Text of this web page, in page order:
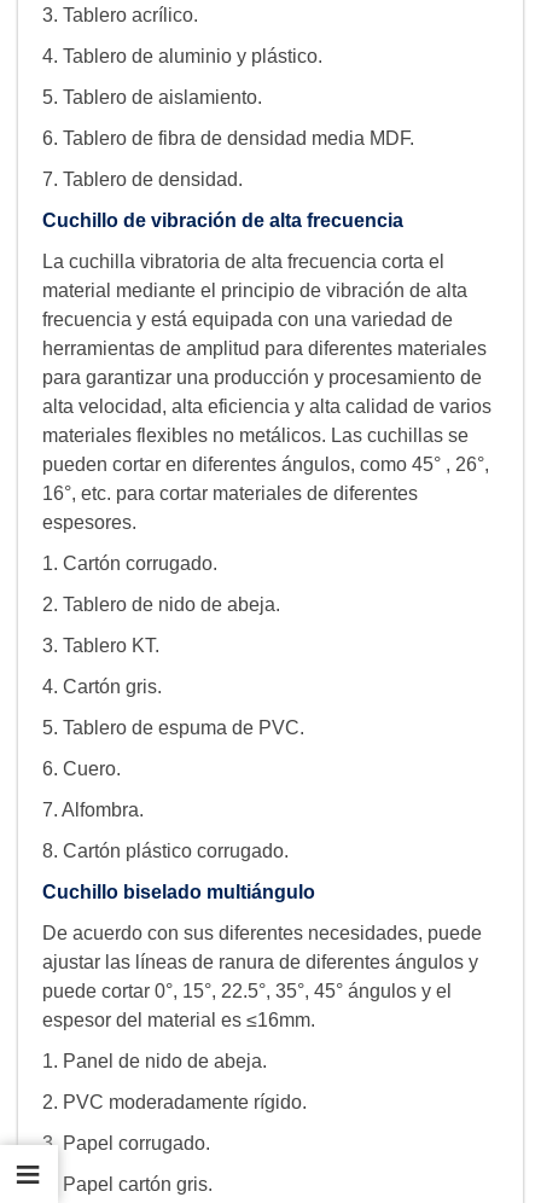
Índice
3. Tablero acrílico.
4. Tablero de aluminio y plástico.
5. Tablero de aislamiento.
6. Tablero de fibra de densidad media MDF.
7. Tablero de densidad.
Cuchillo de vibración de alta frecuencia
La cuchilla vibratoria de alta frecuencia corta el
material mediante el principio de vibración de alta
frecuencia y está equipada con una variedad de
herramientas de amplitud para diferentes materiales
para garantizar una producción y procesamiento de
alta velocidad, alta eficiencia y alta calidad de varios
materiales flexibles no metálicos. Las cuchillas se
pueden cortar en diferentes ángulos, como 45° , 26°,
16°, etc. para cortar materiales de diferentes
espesores.
1. Cartón corrugado.
2. Tablero de nido de abeja.
3. Tablero KT.
4. Cartón gris.
5. Tablero de espuma de PVC.
6. Cuero.
7. Alfombra.
8. Cartón plástico corrugado.
Cuchillo biselado multiángulo
De acuerdo con sus diferentes necesidades, puede
ajustar las líneas de ranura de diferentes ángulos y
puede cortar 0°, 15°, 22.5°, 35°, 45° ángulos y el
espesor del material es ≤16mm.
1. Panel de nido de abeja.
2. PVC moderadamente rígido.
3. Papel corrugado.
4. Papel cartón gris.